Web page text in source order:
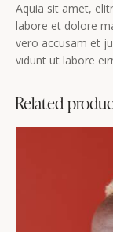
Aquia sit amet,
labore et dolore
vero accusam et
vidunt ut labore
Related